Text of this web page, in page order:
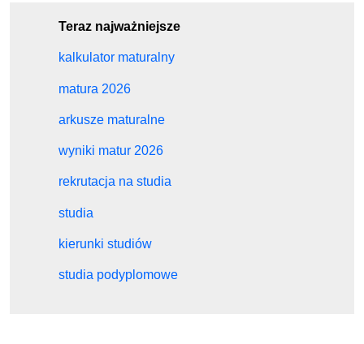
Teraz najważniejsze
kalkulator maturalny
matura 2026
arkusze maturalne
wyniki matur 2026
rekrutacja na studia
studia
kierunki studiów
studia podyplomowe